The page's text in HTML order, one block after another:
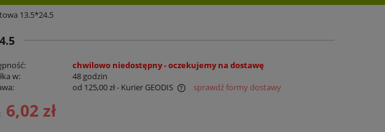
13.5*24.5
chwilowo niedostępny - oczekujemy na dostawę
w:
48 godzin
od 125,00 zł- Kurier GEODIS
Cena nie zawiera ewentualnych kosztów
sprawdź formy dostawy
6,02 zł